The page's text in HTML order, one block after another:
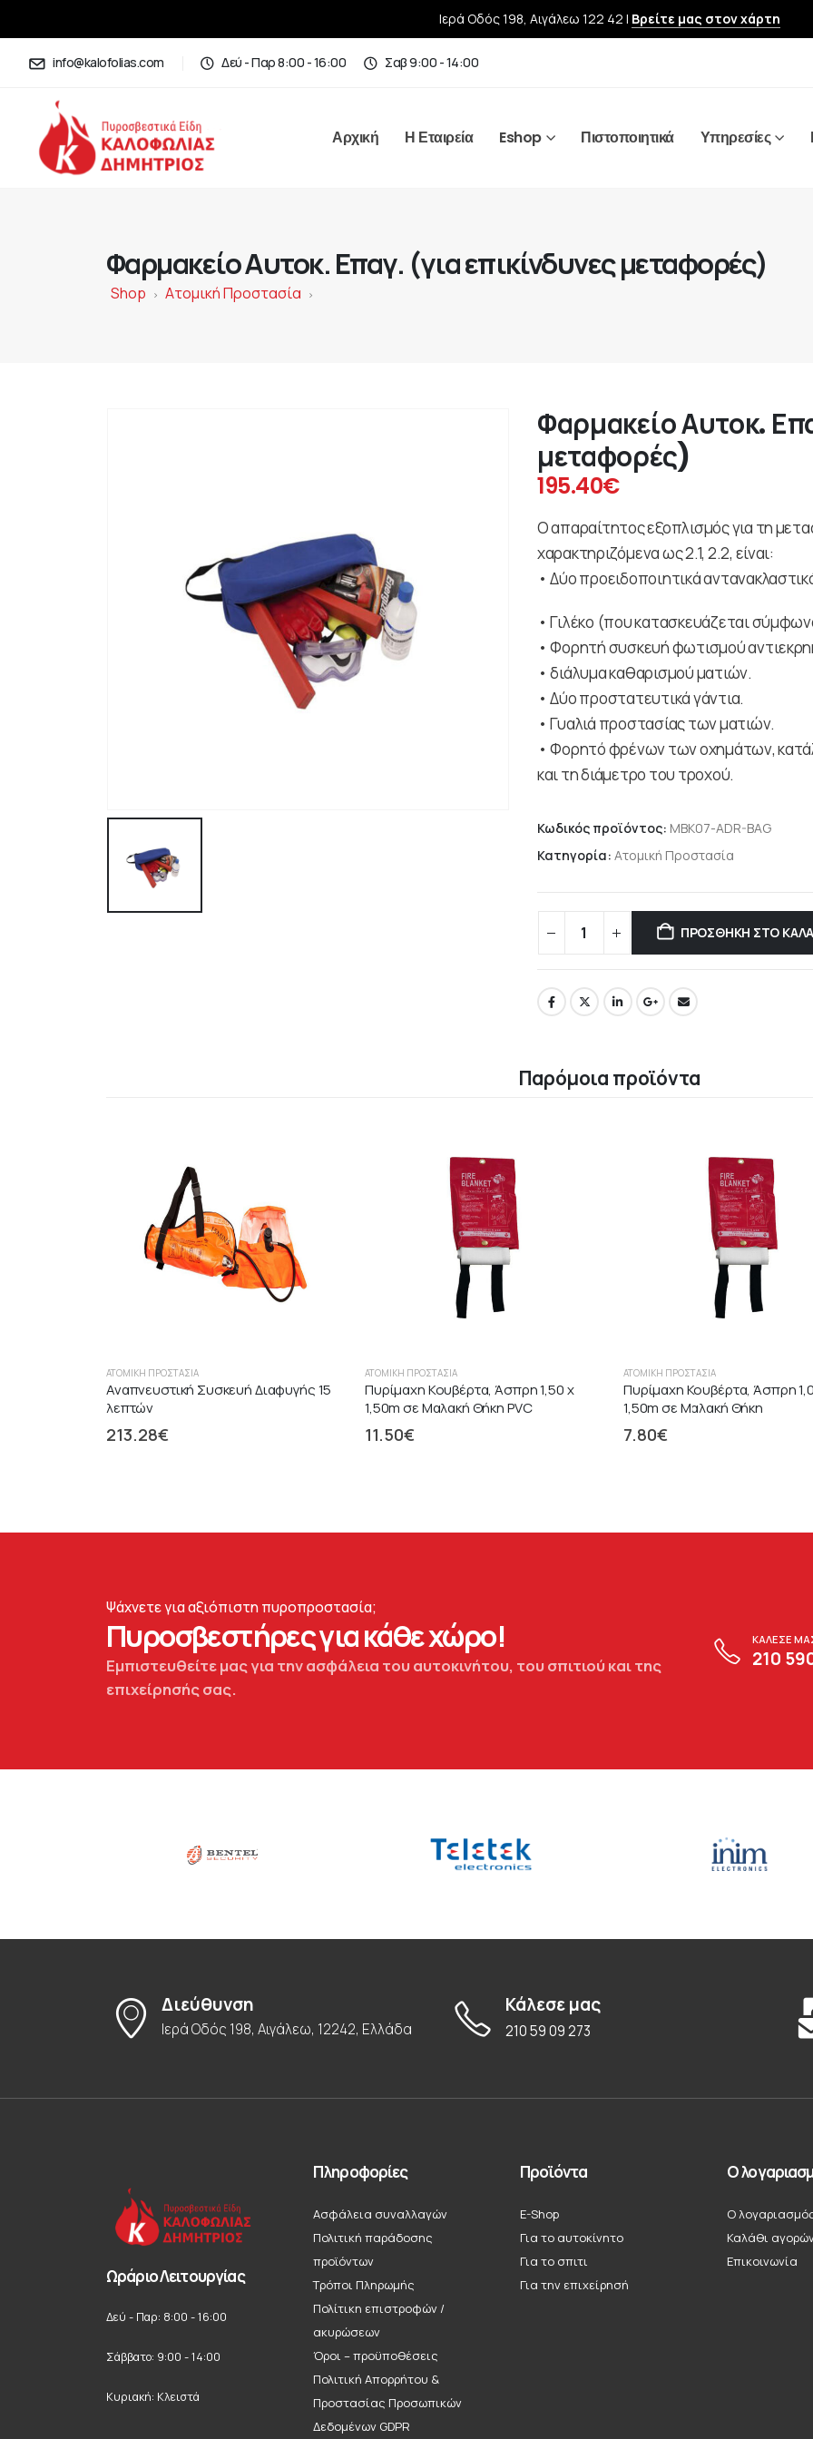
Ιερά Οδός 198, Αιγάλεω 122 42 | Βρείτε μας στον χάρτη
info@kalofolias.com Δεύ - Παρ 8:00 - 16:00 Σαβ 9:00 - 14:00
Αρχική Η Εταιρεία Eshop Πιστοποιητικά Υπηρεσίες
Φαρμακείο Αυτοκ. Επαγ. (για επικίνδυνες μεταφορές)
Shop > Ατομική Προστασία >
Φαρμακείο Αυτοκ.
μεταφορές)
195.40€
Ο απαραίτητος εξοπλισμός για τη
χαρακτηριζόμενα ως 2.1, 2.2, είναι:
• Δύο προειδοποιητικά
• Γιλέκο (που κατασκευάζεται
• Φορητή συσκευή φωτισμού
• διάλυμα καθαρισμού ματιών.
• Δύο προστατευτικά γάντια.
• Γυαλιά προστασίας των ματιών.
• Φορητό φρένων των οχημάτων,
και τη διάμετρο του τροχού.
Κωδικός προϊόντος: MBK07-ADR-BAG
Κατηγορία: Ατομική Προστασία
ΠΡΟΣΘΉΚΗ ΣΤΟ
Παρόμοια προϊόντα
ΑΤΟΜΙΚΉ ΠΡΟΣΤΑΣΊΑ
Αναπνευστική Συσκευή Διαφυγής 15
λεπτών
213.28€
ΑΤΟΜΙΚΉ ΠΡΟΣΤΑΣΊΑ
Πυρίμαχη Κουβέρτα, Άσπρη 1,50 x
1,50m σε Μαλακή Θήκη PVC
11.50€
ΑΤΟΜΙΚΉ ΠΡΟΣΤΑΣΊΑ
Πυρίμαχη Κουβέρτα, Άσπρη
1,50m σε Μαλακή Θήκη
7.80€
Ψάχνετε για αξιόπιστη πυροπροστασία;
Πυροσβεστήρες για κάθε χώρο!
Εμπιστευθείτε μας για την ασφάλεια του αυτοκινήτου, του σπιτιού και της
επιχείρησής σας.
ΚΑΛΕΣΕ
210
Διεύθυνση
Ιερά Οδός 198, Αιγάλεω, 12242, Ελλάδα
Κάλεσε μας
210 59 09 273
Ωράριο Λειτουργίας
Δεύ - Παρ: 8:00 - 16:00
Σάββατο: 9:00 - 14:00
Κυριακή: Κλειστά
Πληροφορίες
Ασφάλεια συναλλαγών
Πολιτική παράδοσης
προϊόντων
Τρόποι Πληρωμής
Πολίτικη επιστροφών /
ακυρώσεων
Όροι – προϋποθέσεις
Πολιτική Απορρήτου &
Προστασίας Προσωπικών
Δεδομένων GDPR
Προϊόντα
E-Shop
Για το αυτοκίνητο
Για το σπιτι
Για την επιχείρησή
Ο
Ο
Καλάθι
Επικοινωνία